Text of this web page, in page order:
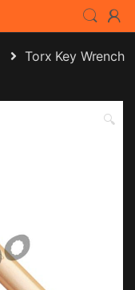
Torx Key Wrench
🔍